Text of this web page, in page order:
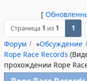
[
Страница 1 из 1 1
Форум »Обсуждение
Rope Race Records
прохождении Rope